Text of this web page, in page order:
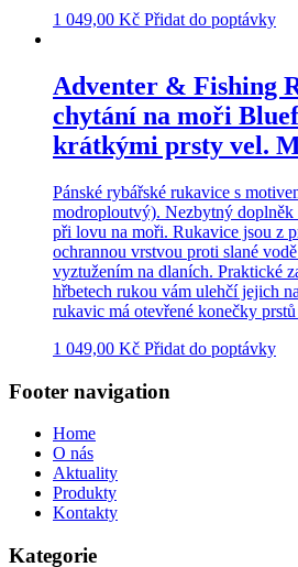
1 049,00 Kč Přidat do poptávky
Adventer & Fishing
chytání na moři
krátkými prsty vel.
Pánské rybářské rukavice s
modroploutvý). Nezbytný doplněk
při lovu na moři. Rukavice jsou z
ochrannou vrstvou proti slané
vyztužením na dlaních. Praktické
hřbetech rukou vám ulehčí jejich
rukavic má otevřené konečky
1 049,00 Kč Přidat do poptávky
Footer navigation
Home
O nás
Aktuality
Produkty
Kontakty
Kategorie